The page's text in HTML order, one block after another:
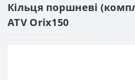
Кільця поршневі
ATV Orix150